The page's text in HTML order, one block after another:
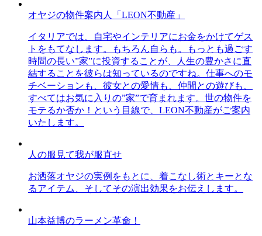
オヤジの物件案内人「LEON不動産」
イタリアでは、自宅やインテリアにお金をかけてゲス
トをもてなします。もちろん自らも。もっとも過ごす
時間の長い”家”に投資することが、人生の豊かさに直
結することを彼らは知っているのですね。仕事へのモ
チベーションも、彼女との愛情も、仲間との遊びも、
すべてはお気に入りの”家”で育まれます。世の物件を
モテるか否か！という目線で、LEON不動産がご案内
いたします。
人の服見て我が服直せ
お洒落オヤジの実例をもとに、着こなし術とキーとな
るアイテム、そしてその演出効果をお伝えします。
山本益博のラーメン革命！